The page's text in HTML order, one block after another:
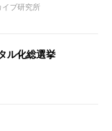
ブ研究所
ル化総選挙